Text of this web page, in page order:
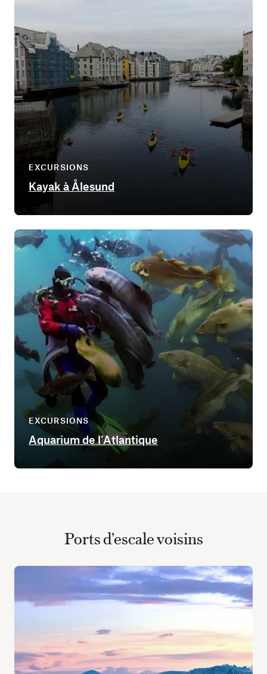
EXCURSIONS
Kayak à Ålesund
EXCURSIONS
Aquarium de l’Atlantique
Ports d’escale voisins